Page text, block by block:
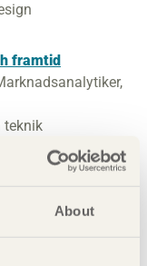
About
framtid
teknik
hem